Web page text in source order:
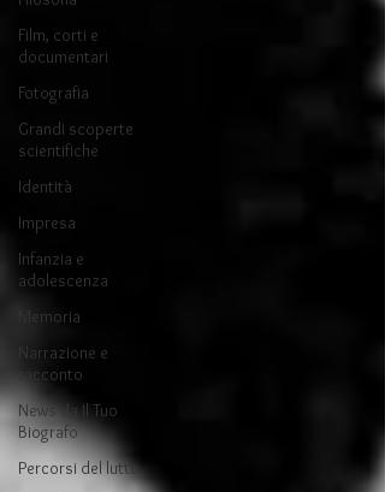
Film, corti e
documentari
Fotografia
Grandi scoperte
scientifiche
Identità
Impresa
Infanzia e
adolescenza
Memoria
Narrazione e
racconto
News da Il Tuo
Biografo
Percorsi del lutto